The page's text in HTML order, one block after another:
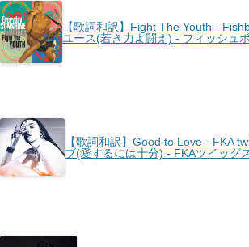
【歌詞和訳】Fight The Youth -
ユース(若き力よ闘え) - フィッシュ
【歌詞和訳】Good to Love - FKA
ブ(愛するには十分) - FKAツイッグ